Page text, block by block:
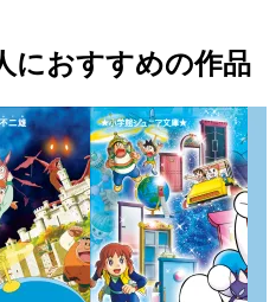
におすすめの作品